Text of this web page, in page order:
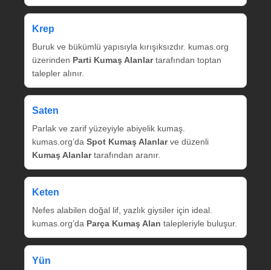
Krep
Buruk ve bükümlü yapısıyla kırışıksızdır. kumas.org
üzerinden Parti Kumaş Alanlartarafından toptan
talepler alınır.
Saten
Parlak ve zarif yüzeyiyle abiyelik kumaş.
kumas.org’da Spot Kumaş Alanlarve düzenli
Kumaş Alanlartarafından aranır.
Keten
Nefes alabilen doğal lif, yazlık giysiler için ideal.
kumas.org’da Parça Kumaş Alan talepleriyle buluşur.
Yün